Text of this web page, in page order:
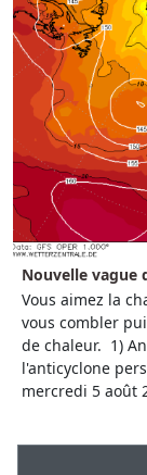
Nouvelle vague
Vous aimez la
vous combler
de chaleur. 1)
l'anticyclone
mercredi 5 août